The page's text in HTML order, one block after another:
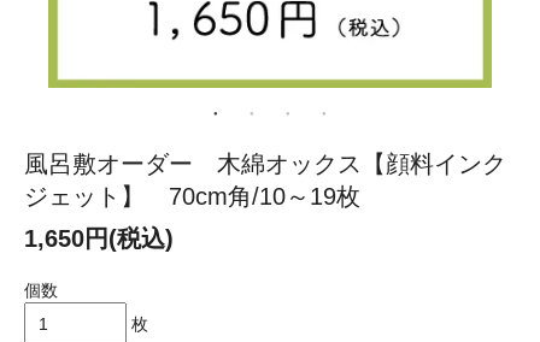
風呂敷オーダー 木綿オックス【顔料インク
ジェット】 70cm角/10～19枚
1,650円(税込)
個数
枚